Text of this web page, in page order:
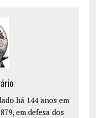
há 144 anos em
em defesa dos